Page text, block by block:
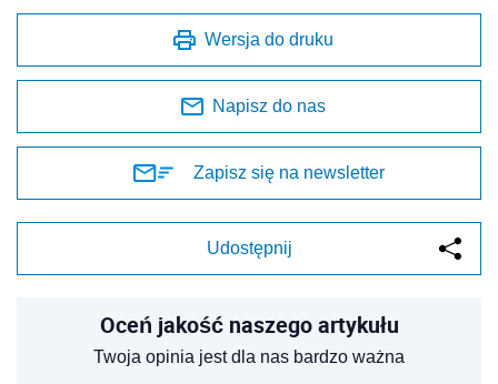
Wersja do druku
Napisz do nas
Zapisz się na newsletter
Udostępnij
Oceń jakość naszego artykułu
Twoja opinia jest dla nas bardzo ważna